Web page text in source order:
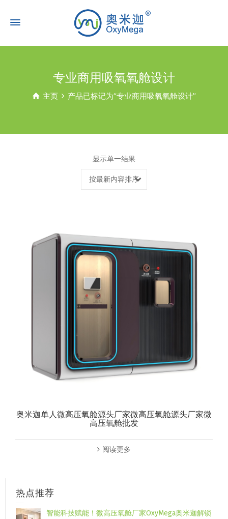
专业商用吸氧氧舱设计
主页 产品已标记为“专业商用吸氧氧舱设计”
显示单一结果
按最新内容排序
奥米迦单人微高压氧舱源头厂家微高压氧舱源头厂家微
高压氧舱批发
阅读更多
热点推荐
智能科技赋能！微高压氧舱厂家OxyMega奥米迦解锁